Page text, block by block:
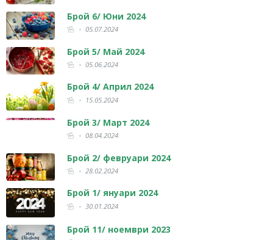
Брой 6/ Юни 2024
05.07.2024
Брой 5/ Май 2024
05.06.2024
Брой 4/ Април 2024
15.05.2024
Брой 3/ Март 2024
08.04.2024
Брой 2/ февруари 2024
28.02.2024
Брой 1/ януари 2024
30.01.2024
Брой 11/ ноември 2023